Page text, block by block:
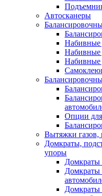
Автосканеры
Набивные
Набивные
Набивные
Опции
Вытяжки газов,
Домкраты,
упоры
Домкраты
Домкраты
Домкраты